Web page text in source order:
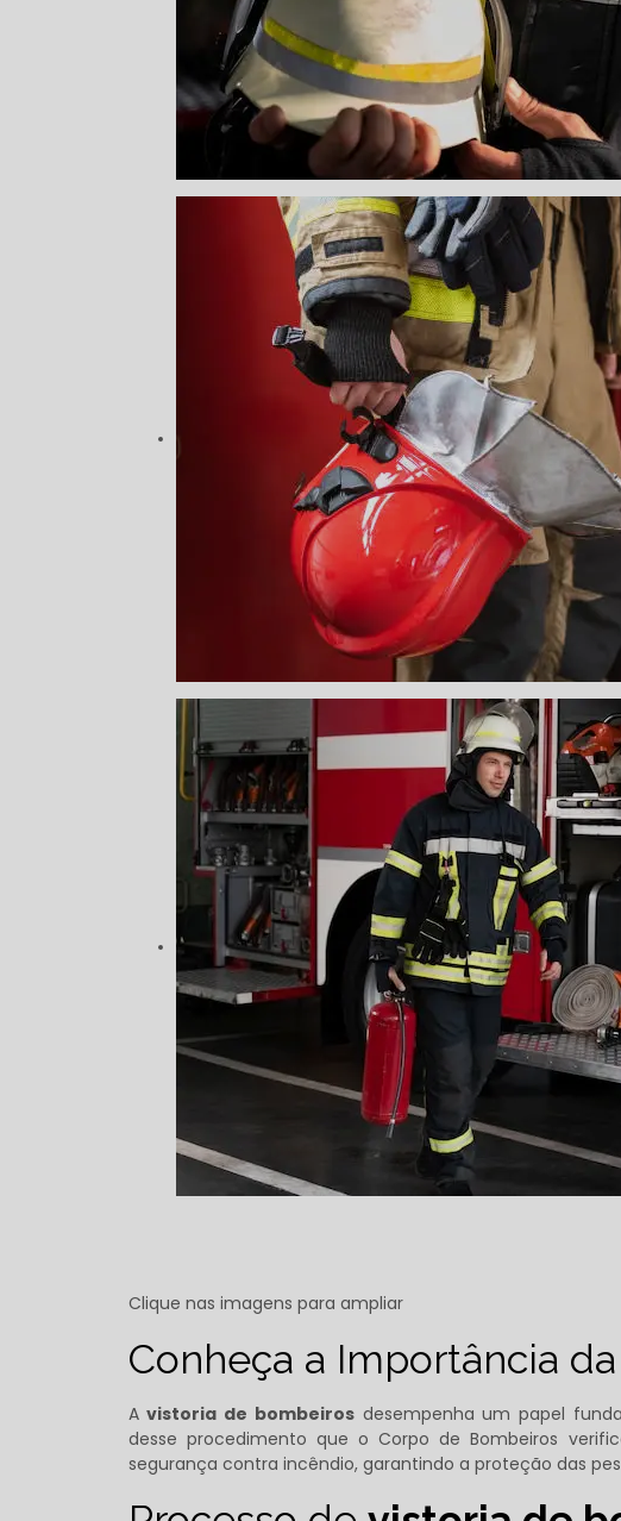
Clique nas imagens para ampliar
Conheça a Importância da
Avistoria de bombeirosdesempenha um papel
desse procedimento que o Corpo de Bombeiros
segurança contra incêndio, garantindo a proteção das